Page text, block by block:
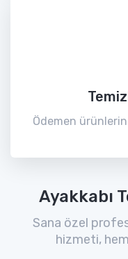
Ödemen
Ayakkabı
Sana özel
hizmeti,